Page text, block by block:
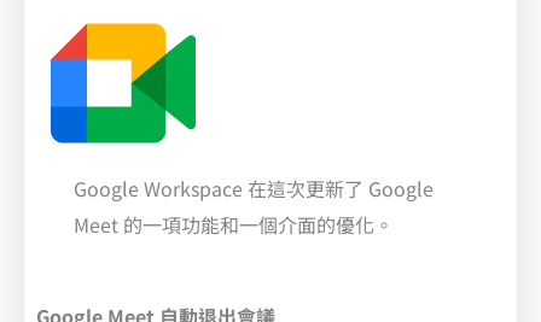
Google Workspace 在這次更新了 Google
Meet 的一項功能和一個介面的優化。
Google Meet 自動退出會議